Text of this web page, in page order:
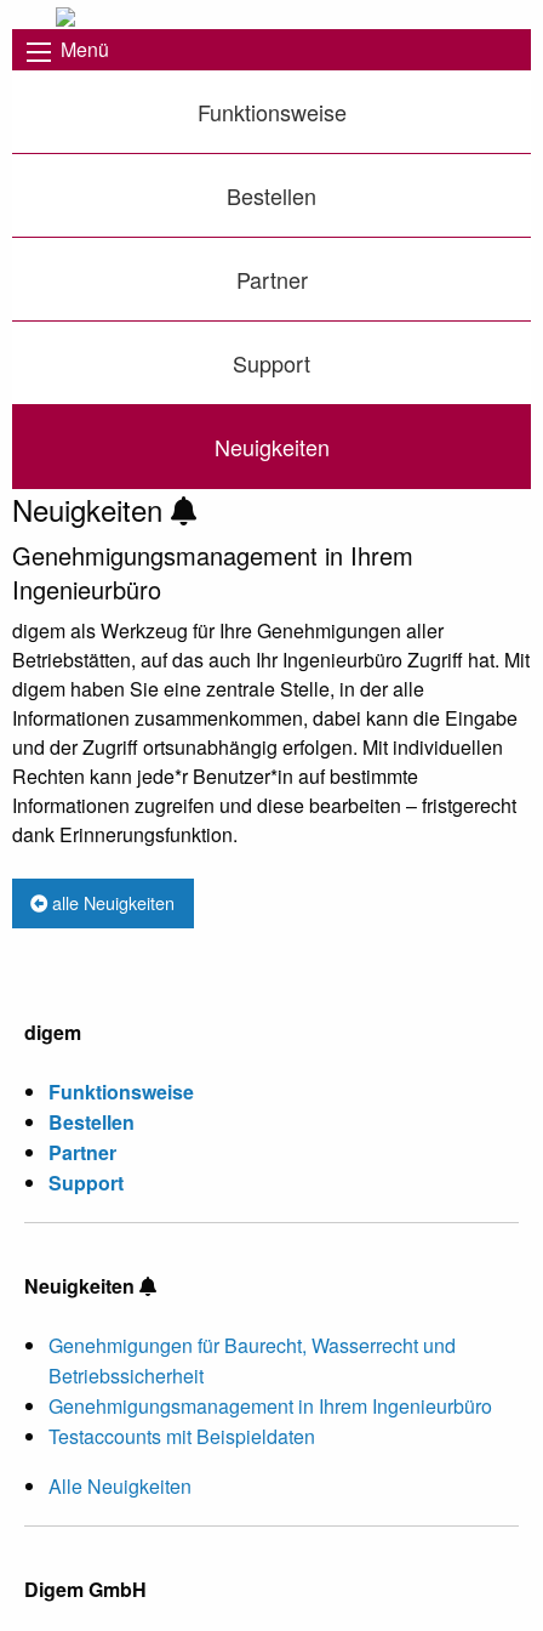
Menü
Funktionsweise
Bestellen
Partner
Support
Neuigkeiten
Neuigkeiten
Genehmigungsmanagement in Ihrem
Ingenieurbüro
digem als Werkzeug für Ihre Genehmigungen aller
Betriebstätten, auf das auch Ihr Ingenieurbüro Zugriff hat. Mit
digem haben Sie eine zentrale Stelle, in der alle
Informationen zusammenkommen, dabei kann die Eingabe
und der Zugriff ortsunabhängig erfolgen. Mit individuellen
Rechten kann jede*r Benutzer*in auf bestimmte
Informationen zugreifen und diese bearbeiten – fristgerecht
dank Erinnerungsfunktion.
alle Neuigkeiten
digem
Funktionsweise
Bestellen
Partner
Support
Neuigkeiten
Genehmigungen für Baurecht, Wasserrecht und
Betriebssicherheit
Genehmigungsmanagement in Ihrem Ingenieurbüro
Testaccounts mit Beispieldaten
Alle Neuigkeiten
Digem GmbH